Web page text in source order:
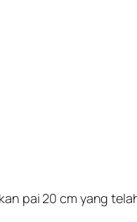
pai 20 cm yang